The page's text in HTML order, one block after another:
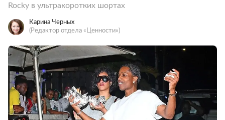
Rocky в ультракоротких шортах
Карина Черных
(Редактор отдела «Ценности»)